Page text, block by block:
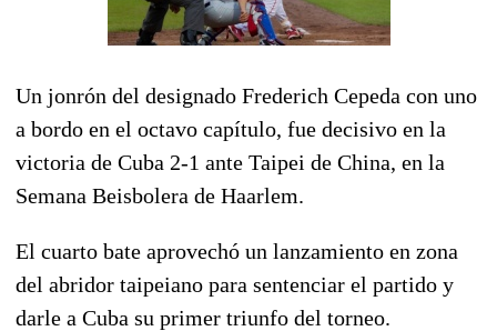
Un jonrón del designado Frederich Cepeda con uno
a bordo en el octavo capítulo, fue decisivo en la
victoria de Cuba 2-1 ante Taipei de China, en la
Semana Beisbolera de Haarlem.
El cuarto bate aprovechó un lanzamiento en zona
del abridor taipeiano para sentenciar el partido y
darle a Cuba su primer triunfo del torneo.